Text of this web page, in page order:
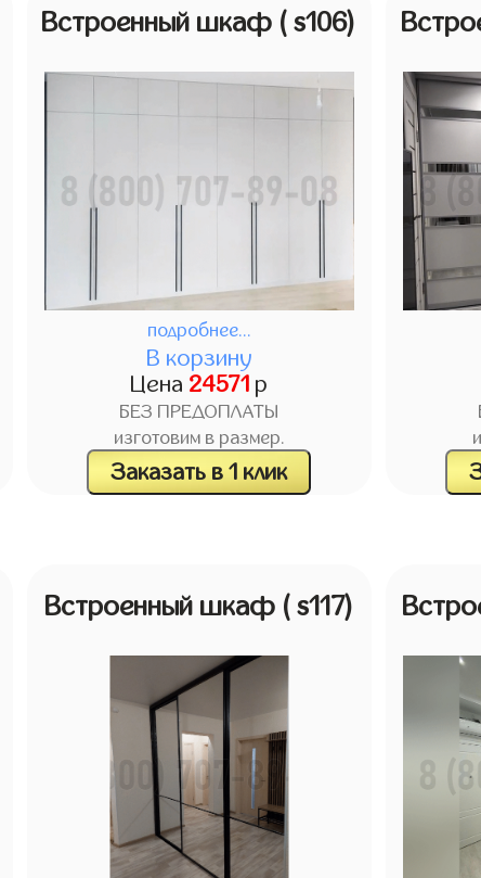
Встроенный шкаф ( s106)
подробнее...
В корзину
Цена 24571 р
БЕЗ ПРЕДОПЛАТЫ
изготовим в размер.
Заказать в 1 клик
Встроенный шкаф ( s117)